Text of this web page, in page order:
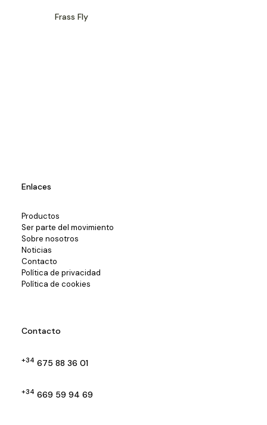
Frass Fly
Enlaces
Productos
Ser parte del movimiento
Sobre nosotros
Noticias
Contacto
Política de privacidad
Política de cookies
Contacto
+34 675 88 36 01
+34 669 59 94 69